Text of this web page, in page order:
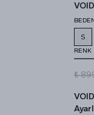
S
RENK
₺